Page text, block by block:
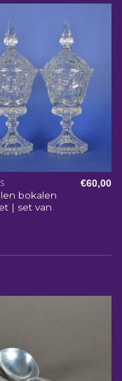
bokalen
| set van
€60,00